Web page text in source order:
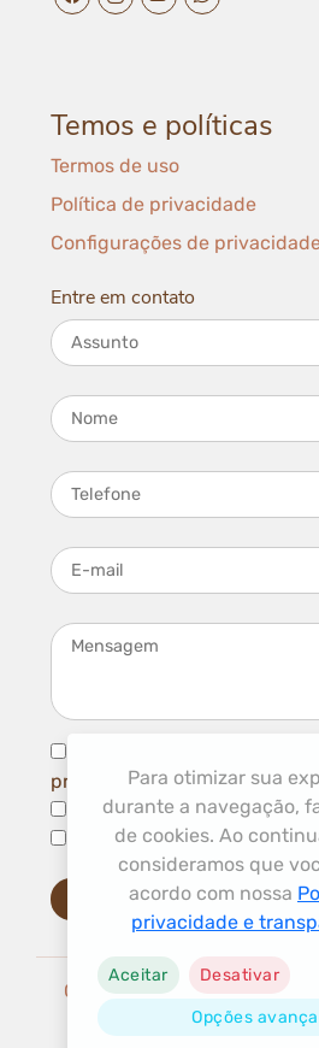
facebook da Elétrica do Batom
instagram da Elétrica do
youtube da Elétrica
whatsapp da
Temos e políticas
Termos de uso
Política de privacidade
Configurações de
Entre em contato
Assunto
Nome
Telefone
E-mail
Mensagem
privacidadee termos de uso
Aceito ser contatado por
Aceito receber novidades
Enviar mensagem
Copyright © 2026 Elétrica
direitos
Para otimizar sua
durante a navegação,
de cookies. Ao
consideramos que
acordo com nossa
privacidade e
Aceitar Desativar
Opções